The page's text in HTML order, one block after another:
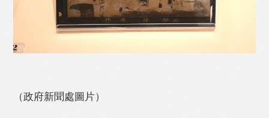
（政府新聞處圖片）